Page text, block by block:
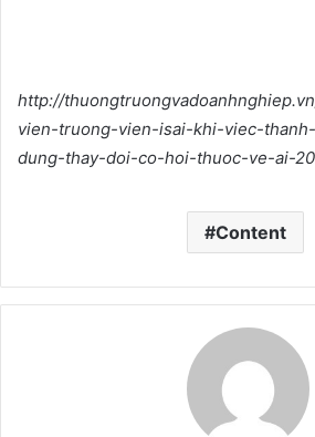
http://
vien-truong-vien-isai-khi-viec-
dung-thay-doi-co-hoi-thuoc-ve-ai-
Content